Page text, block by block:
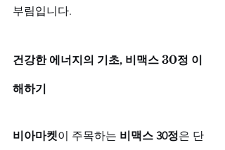
부림입니다.
건강한 에너지의 기초, 비맥스 30정 이
해하기
비아마켓이 주목하는 비맥스 30정은 단